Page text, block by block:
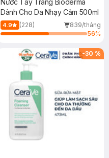
Nước Tẩy Trang Bioderma
Dành Cho Da Nhạy Cảm 500ml
4.9 (228)
839/tháng
56%
-30 %